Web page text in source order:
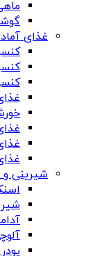
غذای
شیرینی و